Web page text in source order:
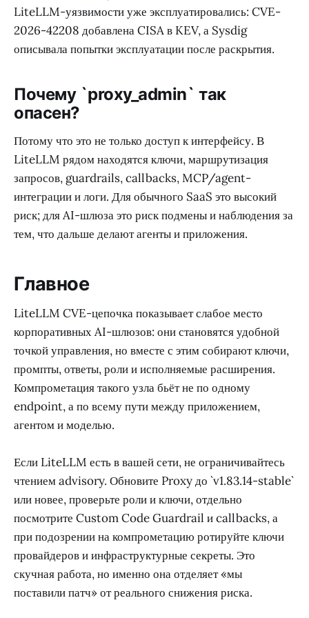
LiteLLM-уязвимости уже эксплуатировались: CVE-
2026-42208 добавлена CISA в KEV, а Sysdig
описывала попытки эксплуатации после раскрытия.
Почему `proxy_admin` так
опасен?
Потому что это не только доступ к интерфейсу. В
LiteLLM рядом находятся ключи, маршрутизация
запросов, guardrails, callbacks, MCP/agent-
интеграции и логи. Для обычного SaaS это высокий
риск; для AI-шлюза это риск подмены и наблюдения за
тем, что дальше делают агенты и приложения.
Главное
LiteLLM CVE-цепочка показывает слабое место
корпоративных AI-шлюзов: они становятся удобной
точкой управления, но вместе с этим собирают ключи,
промпты, ответы, роли и исполняемые расширения.
Компрометация такого узла бьёт не по одному
endpoint, а по всему пути между приложением,
агентом и моделью.
Если LiteLLM есть в вашей сети, не ограничивайтесь
чтением advisory. Обновите Proxy до `v1.83.14-stable`
или новее, проверьте роли и ключи, отдельно
посмотрите Custom Code Guardrail и callbacks, а
при подозрении на компрометацию ротируйте ключи
провайдеров и инфраструктурные секреты. Это
скучная работа, но именно она отделяет «мы
поставили патч» от реального снижения риска.